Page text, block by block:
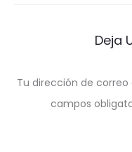
Deja
Tu dirección de
campos